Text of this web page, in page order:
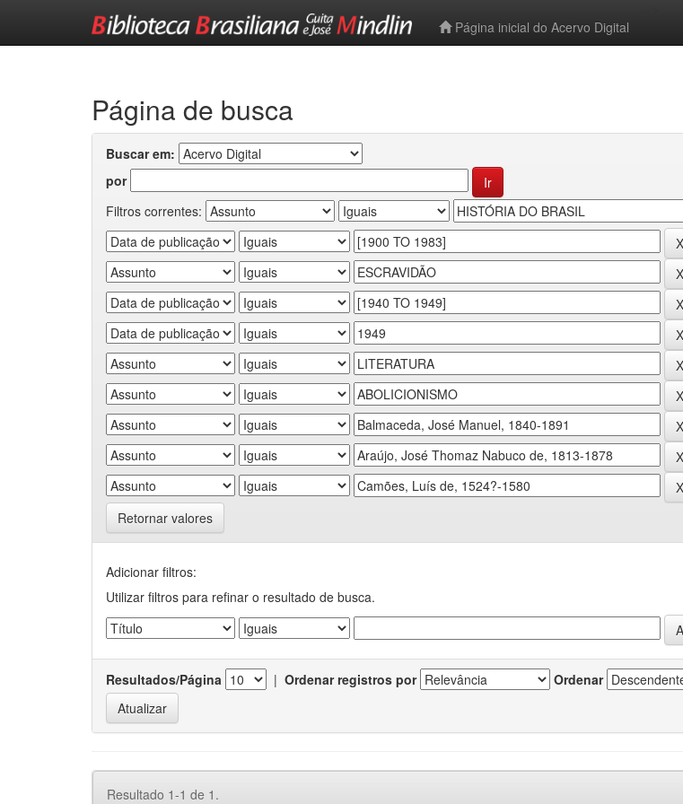
Página inicial do Acervo Digital
Página de busca
Buscar em:
por
Filtros correntes:
Retornar valores
Adicionar filtros:
Utilizar filtros para refinar o resultado de busca.
Resultados/Página | Ordenar registros por Ordenar
Resultado 1-1 de 1.